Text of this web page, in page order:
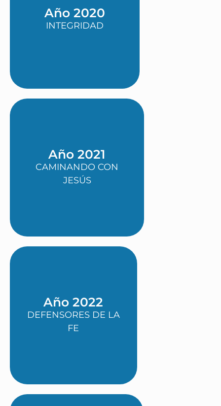
Año 2020
INTEGRIDAD
Año 2021
CAMINANDO CON
JESÚS
Año 2022
DEFENSORES DE LA
FE